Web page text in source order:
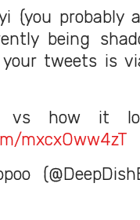
(you probably
being
tweets is
vs how it
mxcxOww4zT